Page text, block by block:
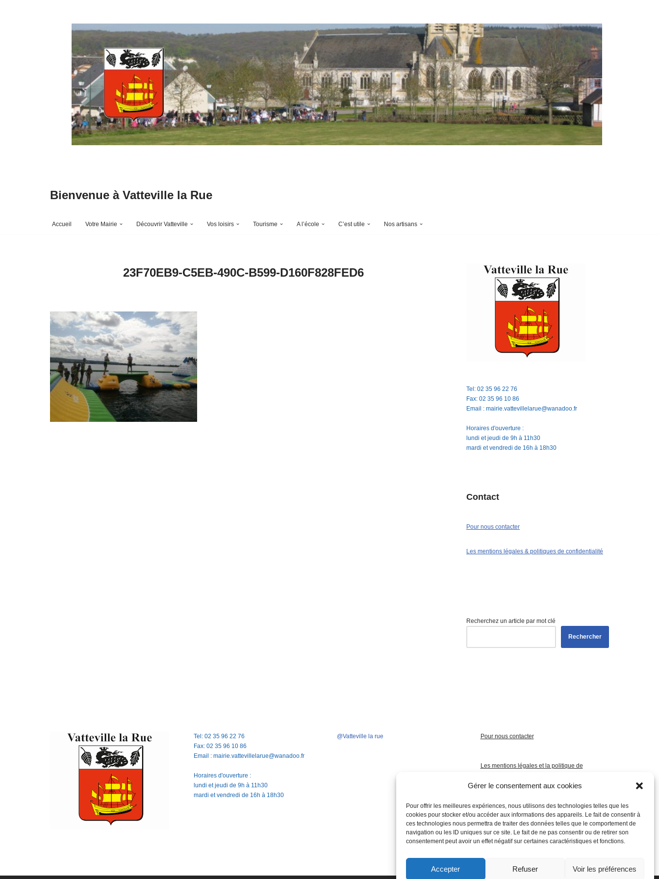
Gérer le consentement aux cookies
Pour offrir les meilleures expériences, nous utilisons des technologies telles que les
cookies pour stocker et/ou accéder aux informations des appareils. Le fait de consentir à
ces technologies nous permettra de traiter des données telles que le comportement de
navigation ou les ID uniques sur ce site. Le fait de ne pas consentir ou de retirer son
consentement peut avoir un effet négatif sur certaines caractéristiques et fonctions.
Accepter Refuser Voir les préférences
Bienvenue à Vatteville la Rue
Accueil Votre Mairie Découvrir Vatteville Vos loisirs Tourisme A l’école C’est utile Nos artisans
23F70EB9-C5EB-490C-B599-D160F828FED6
Tel: 02 35 96 22 76
Fax: 02 35 96 10 86
Email : mairie.vattevillelarue@wanadoo.fr
Horaires d'ouverture :
lundi et jeudi de 9h à 11h30
mardi et vendredi de 16h à 18h30
Contact
Pour nous contacter
Les mentions légales & politiques de confidentialité
Recherchez un article par mot clé
Rechercher
Tel: 02 35 96 22 76
Fax: 02 35 96 10 86
Email : mairie.vattevillelarue@wanadoo.fr
Horaires d'ouverture :
lundi et jeudi de 9h à 11h30
mardi et vendredi de 16h à 18h30
@Vatteville la rue Pour nous contacter
Les mentions légales et la politique de